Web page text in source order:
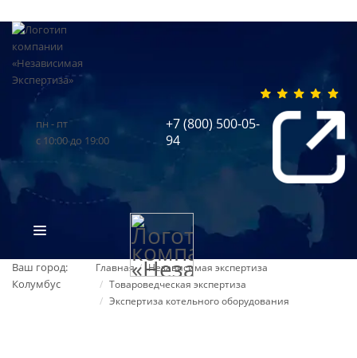
пн - пт
с 10:00 до 19:00
+7 (800) 500-05-
94
Ваш город:
Колумбус
Главная
Независимая экспертиза
Товароведческая экспертиза
Экспертиза котельного оборудования